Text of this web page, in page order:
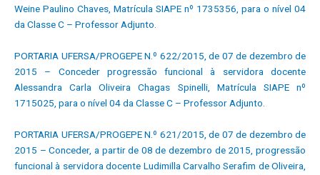
Weine Paulino Chaves, Matrícula SIAPE nº 1735356, para o nível 04
da Classe C – Professor Adjunto.
PORTARIA UFERSA/PROGEPE N.º 622/2015, de 07 de dezembro de
2015 – Conceder progressão funcional à servidora docente
Alessandra Carla Oliveira Chagas Spinelli, Matrícula SIAPE nº
1715025, para o nível 04 da Classe C – Professor Adjunto.
PORTARIA UFERSA/PROGEPE N.º 621/2015, de 07 de dezembro de
2015 – Conceder, a partir de 08 de dezembro de 2015, progressão
funcional à servidora docente Ludimilla Carvalho Serafim de Oliveira,